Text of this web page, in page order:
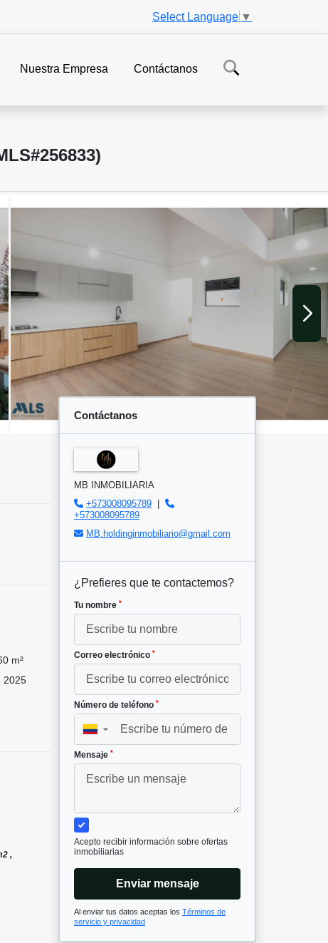
Select Language ▼
Nuestra Empresa Contáctanos
m²
2025
,
Contáctanos
MB INMOBILIARIA
+573008095789
+573008095789
MB.holdinginmobiliario@gmail.com
¿Prefieres que te contactemos?
Tu nombre *
Correo electrónico *
Número de teléfono *
▼
Mensaje *
Acepto recibir información sobre ofertas
inmobiliarias
Enviar mensaje
Al enviar tus datos aceptas los Términos de
servicio y privacidad